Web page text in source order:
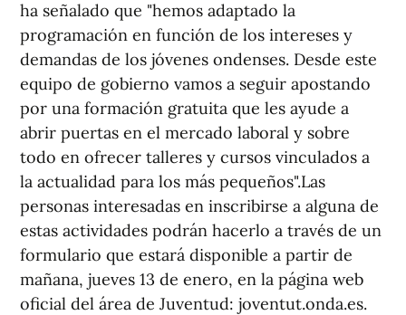
ha señalado que "hemos adaptado la
programación en función de los intereses y
demandas de los jóvenes ondenses. Desde este
equipo de gobierno vamos a seguir apostando
por una formación gratuita que les ayude a
abrir puertas en el mercado laboral y sobre
todo en ofrecer talleres y cursos vinculados a
la actualidad para los más pequeños".Las
personas interesadas en inscribirse a alguna de
estas actividades podrán hacerlo a través de un
formulario que estará disponible a partir de
mañana, jueves 13 de enero, en la página web
oficial del área de Juventud: joventut.onda.es.